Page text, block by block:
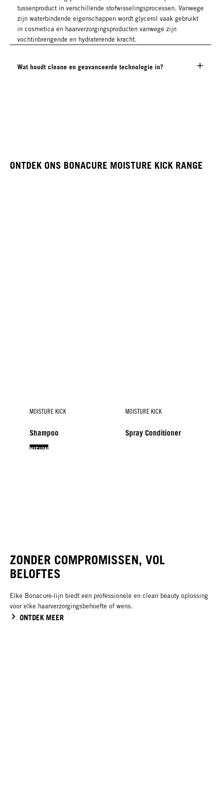
tussenproduct in verschillende stofwisselingsprocessen. Vanwege
zijn waterbindende eigenschappen wordt glycerol vaak gebruikt
in cosmetica en haarverzorgingsproducten vanwege zijn
vochtinbrengende en hydraterende kracht.
Wat houdt cleane en geavanceerde technologie in?
ONTDEK ONS BONACURE MOISTURE KICK RANGE
MOISTURE KICK
Shampoo
NIEUW
MOISTURE KICK
Spray Conditioner
ZONDER COMPROMISSEN, VOL
BELOFTES
Elke Bonacure‑lijn biedt een professionele en clean beauty oplossing
voor elke haarverzorgingsbehoefte of wens.
ONTDEK MEER